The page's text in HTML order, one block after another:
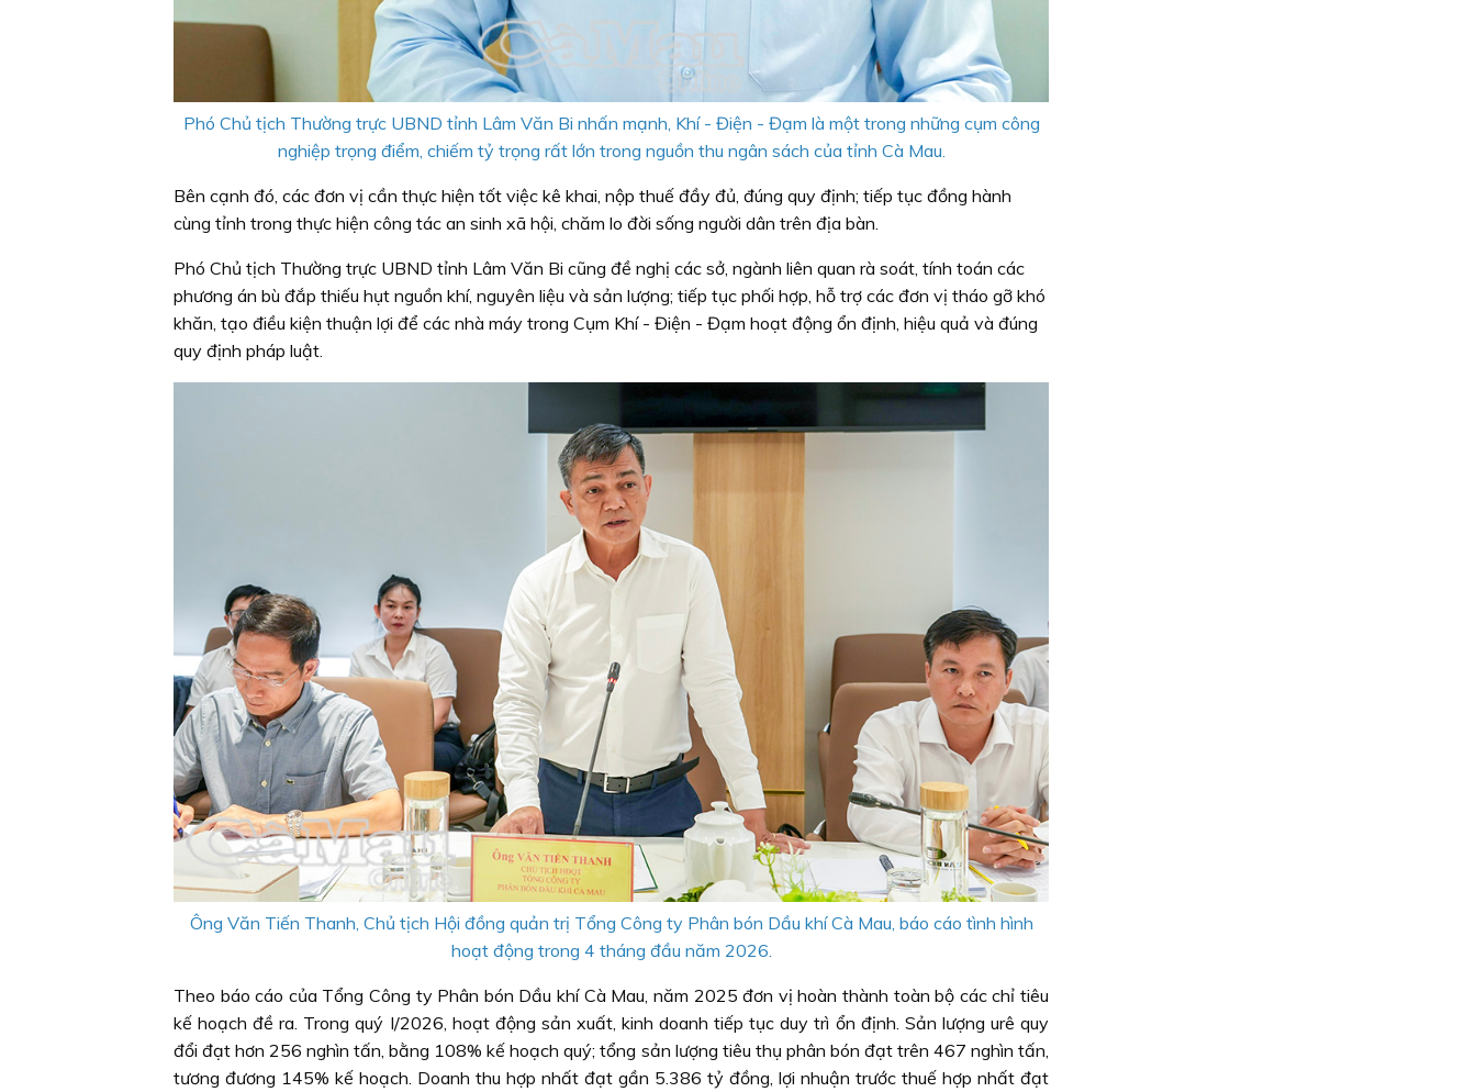
Phó Chủ tịch Thường trực UBND tỉnh Lâm Văn Bi nhấn mạnh, Khí - Điện - Đạm là một trong những cụm công
nghiệp trọng điểm, chiếm tỷ trọng rất lớn trong nguồn thu ngân sách của tỉnh Cà Mau.
Bên cạnh đó, các đơn vị cần thực hiện tốt việc kê khai, nộp thuế đầy đủ, đúng quy định; tiếp tục đồng hành
cùng tỉnh trong thực hiện công tác an sinh xã hội, chăm lo đời sống người dân trên địa bàn.
Phó Chủ tịch Thường trực UBND tỉnh Lâm Văn Bi cũng đề nghị các sở, ngành liên quan rà soát, tính toán các
phương án bù đắp thiếu hụt nguồn khí, nguyên liệu và sản lượng; tiếp tục phối hợp, hỗ trợ các đơn vị tháo gỡ khó
khăn, tạo điều kiện thuận lợi để các nhà máy trong Cụm Khí - Điện - Đạm hoạt động ổn định, hiệu quả và đúng
quy định pháp luật.
Ông Văn Tiến Thanh, Chủ tịch Hội đồng quản trị Tổng Công ty Phân bón Dầu khí Cà Mau, báo cáo tình hình
hoạt động trong 4 tháng đầu năm 2026.
Theo báo cáo của Tổng Công ty Phân bón Dầu khí Cà Mau, năm 2025 đơn vị hoàn thành toàn bộ các chỉ tiêu
kế hoạch đề ra. Trong quý I/2026, hoạt động sản xuất, kinh doanh tiếp tục duy trì ổn định. Sản lượng urê quy
đổi đạt hơn 256 nghìn tấn, bằng 108% kế hoạch quý; tổng sản lượng tiêu thụ phân bón đạt trên 467 nghìn tấn,
tương đương 145% kế hoạch. Doanh thu hợp nhất đạt gần 5.386 tỷ đồng, lợi nhuận trước thuế hợp nhất đạt